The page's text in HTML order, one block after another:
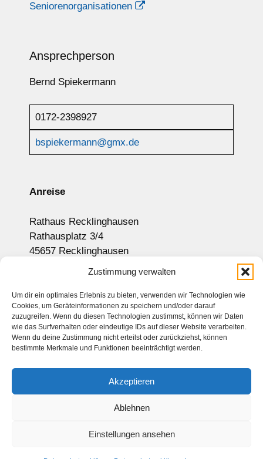
Zustimmung verwalten
Um dir ein optimales Erlebnis zu bieten, verwenden wir Technologien wie
Cookies, um Geräteinformationen zu speichern und/oder darauf
zuzugreifen. Wenn du diesen Technologien zustimmst, können wir Daten
wie das Surfverhalten oder eindeutige IDs auf dieser Website verarbeiten.
Wenn du deine Zustimmung nicht erteilst oder zurückziehst, können
bestimmte Merkmale und Funktionen beeinträchtigt werden.
Akzeptieren
Ablehnen
Einstellungen ansehen
Seniorenorganisationen
Ansprechperson
Bernd Spiekermann
0172-2398927
bspiekermann@gmx.de
Anreise
Rathaus Recklinghausen
Rathausplatz 3/4
45657 Recklinghausen
Anzeige auf Google-Maps
Newsletter
Sitemap
Haftungsausschluss